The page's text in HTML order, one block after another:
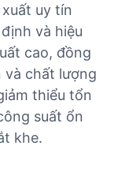
uy tín
và hiệu
cao, đồng
và chất lượng
thiểu tổn
suất ổn
khe.